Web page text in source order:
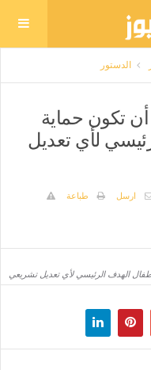
الدستور
أن تكون حماية
لأي تعديل
ارسل
طباعة
الهدف الرئيسي لأي تعديل تشريعي